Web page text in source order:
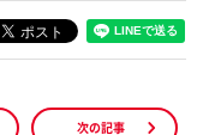
次の記事